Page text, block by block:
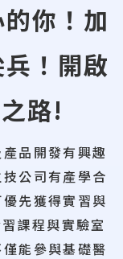
你！加
！開啟
路!
品開發有興趣
公司有產學合
先獲得實習與
課程與實驗室
能參與基礎醫